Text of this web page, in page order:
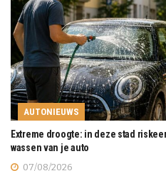
AUTONIEUWS
Extreme droogte: in deze stad
wassen van je auto
07/08/2026